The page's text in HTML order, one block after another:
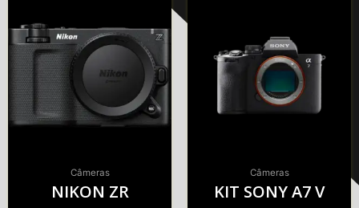
Câmeras
NIKON ZR
Câmeras
KIT SONY A7 V